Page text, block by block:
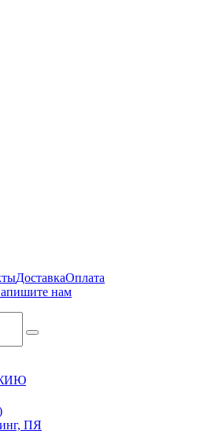
ДоставкаОплата
нам
ПЯ